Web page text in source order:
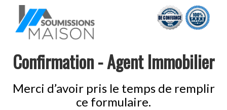
Confirmation - Agent Immobilier
Merci d’avoir pris le temps de remplir
ce formulaire.